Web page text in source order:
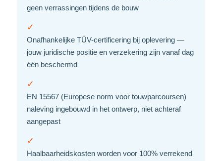
geen verrassingen tijdens de bouw
✓
Onafhankelijke TÜV-certificering bij oplevering —
jouw juridische positie en verzekering zijn vanaf dag
één beschermd
✓
EN 15567 (Europese norm voor touwparcoursen)
naleving ingebouwd in het ontwerp, niet achteraf
aangepast
✓
Haalbaarheidskosten worden voor 100% verrekend